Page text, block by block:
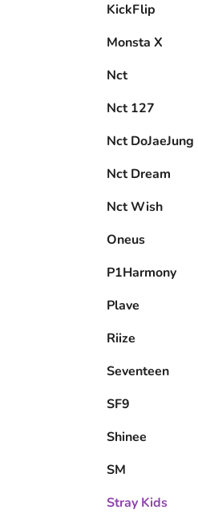
KickFlip
Monsta X
Nct
Nct 127
Nct DoJaeJung
Nct Dream
Nct Wish
Oneus
P1Harmony
Plave
Riize
Seventeen
SF9
Shinee
SM
Stray Kids